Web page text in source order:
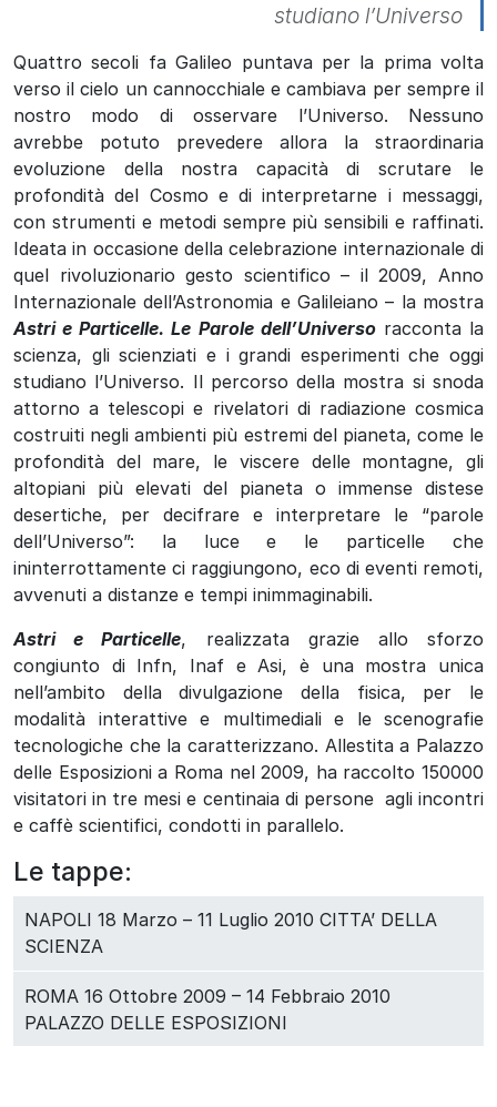
studiano l’Universo
Quattro secoli fa Galileo puntava per la prima volta
verso il cielo un cannocchiale e cambiava per sempre il
nostro modo di osservare l’Universo. Nessuno
avrebbe potuto prevedere allora la straordinaria
evoluzione della nostra capacità di scrutare le
profondità del Cosmo e di interpretarne i messaggi,
con strumenti e metodi sempre più sensibili e raffinati.
Ideata in occasione della celebrazione internazionale di
quel rivoluzionario gesto scientifico – il 2009, Anno
Internazionale dell’Astronomia e Galileiano – la mostra
Astri e Particelle. Le Parole dell’Universoracconta la
scienza, gli scienziati e i grandi esperimenti che oggi
studiano l’Universo. Il percorso della mostra si snoda
attorno a telescopi e rivelatori di radiazione cosmica
costruiti negli ambienti più estremi del pianeta, come le
profondità del mare, le viscere delle montagne, gli
altopiani più elevati del pianeta o immense distese
desertiche, per decifrare e interpretare le “parole
dell’Universo”: la luce e le particelle che
ininterrottamente ci raggiungono, eco di eventi remoti,
avvenuti a distanze e tempi inimmaginabili.
Astri e Particelle, realizzata grazie allo sforzo
congiunto di Infn, Inaf e Asi, è una mostra unica
nell’ambito della divulgazione della fisica, per le
modalità interattive e multimediali e le scenografie
tecnologiche che la caratterizzano. Allestita a Palazzo
delle Esposizioni a Roma nel 2009, ha raccolto 150000
visitatori in tre mesi e centinaia di persone agli incontri
e caffè scientifici, condotti in parallelo.
Le tappe:
NAPOLI 18 Marzo – 11 Luglio 2010 CITTA’ DELLA
SCIENZA
ROMA 16 Ottobre 2009 – 14 Febbraio 2010
PALAZZO DELLE ESPOSIZIONI